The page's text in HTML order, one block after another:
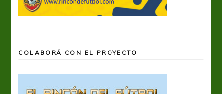
COLABORÁ CON EL PROYECTO